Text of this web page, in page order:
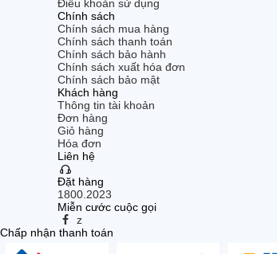
Điều khoản sử dụng
Chính sách
Chính sách mua hàng
Chính sách thanh toán
Chính sách bảo hành
Chính sách xuất hóa đơn
Chính sách bảo mật
Khách hàng
Thông tin tài khoản
Đơn hàng
Giỏ hàng
Hóa đơn
Liên hệ
Đặt hàng
1800.2023
Miễn cước cuộc gọi
z
Chấp nhận thanh toán